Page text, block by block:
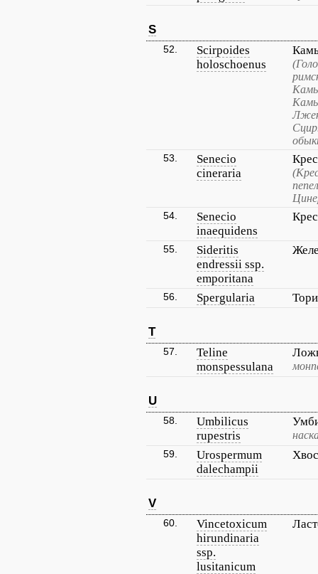
S
52.
Scirpoides
holoschoenus
53.
Senecio
cineraria
54.
Senecio
inaequidens
55.
Sideritis
endressii ssp.
emporitana
56. Spergularia
T
57.
Teline
monspessulana
U
58.
Umbilicus
rupestris
59.
Urospermum
dalechampii
V
60.
Vincetoxicum
hirundinaria
ssp.
lusitanicum